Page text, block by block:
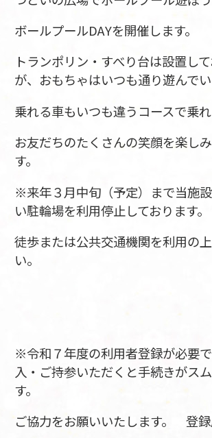
ボールプールDAYを開催します。
トランポリン・すべり台は設置し
が、おもちゃはいつも通り遊んでい
乗れる車もいつも違うコースで乗れ
お友だちのたくさんの笑顔を楽し
す。
※来年３月中旬（予定）まで当施
い駐輪場を利用停止しております。
徒歩または公共交通機関を利用の
い。
※令和７年度の利用者登録が必要
入・ご持参いただくと手続きがス
す。
ご協力をお願いいたします。 登